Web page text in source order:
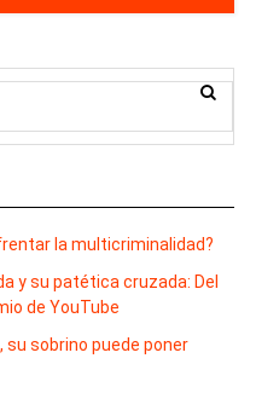
la multicriminalidad?
y su patética cruzada: Del
de YouTube
su sobrino puede poner